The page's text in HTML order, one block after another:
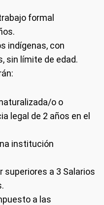
formal
indígenas, con
sin límite de edad.
o o
legal de 2 años en el
institución
superiores a 3 Salarios
a las